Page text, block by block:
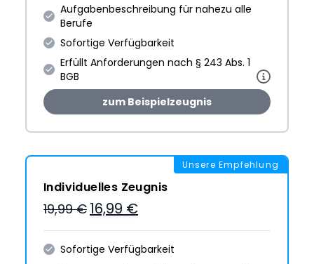
Aufgabenbeschreibung für nahezu alle
Berufe
Sofortige Verfügbarkeit
Erfüllt Anforderungen nach § 243 Abs. 1
BGB
zum Beispielzeugnis
Unsere Empfehlung
Individuelles Zeugnis
19,99 € 16,99 €
Sofortige Verfügbarkeit